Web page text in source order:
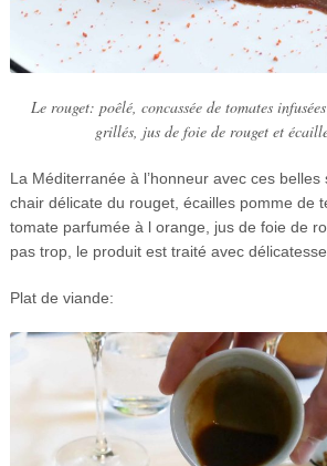
Le rouget: poêlé, concassée de tomates
grillés, jus de foie de rouget et
La Méditerranée à l’honneur avec ces
chair délicate du rouget, écailles pomme de
tomate parfumée à l orange, jus de foie de
pas trop, le produit est traité avec
Plat de viande: